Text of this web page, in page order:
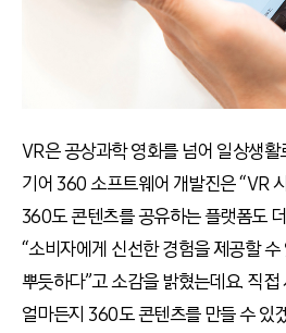
VR은 공상과학 영화를 넘어 일상생활
기어 360 소프트웨어 개발진은 “VR
360도 콘텐츠를 공유하는 플랫폼도
“소비자에게 신선한 경험을 제공할
뿌듯하다”고 소감을 밝혔는데요. 직접
얼마든지 360도 콘텐츠를 만들 수 있